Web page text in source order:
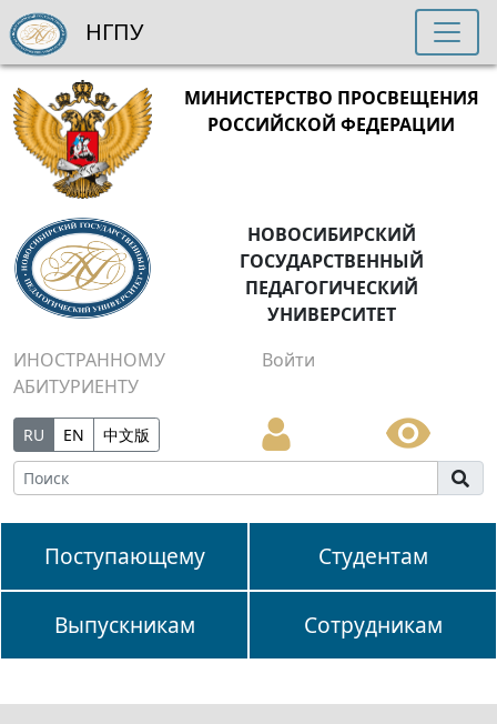
МИНИСТЕРСТВО ПРОСВЕЩЕНИЯ
РОССИЙСКОЙ ФЕДЕРАЦИИ
НОВОСИБИРСКИЙ
ГОСУДАРСТВЕННЫЙ
ПЕДАГОГИЧЕСКИЙ
УНИВЕРСИТЕТ
ИНОСТРАННОМУ
АБИТУРИЕНТУ
Войти
RU EN 中文版
Поступающему Студентам
Выпускникам Сотрудникам
НГПУ